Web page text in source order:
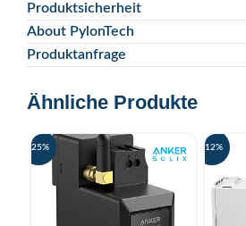
Produktsicherheit
About PylonTech
Produktanfrage
Ähnliche Produkte
-25% -12%